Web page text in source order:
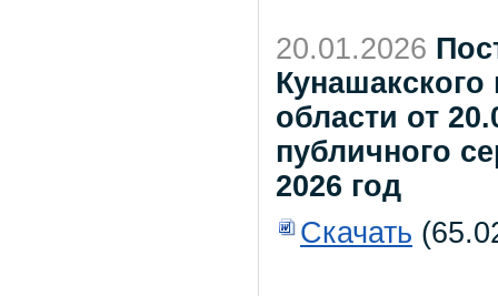
20.01.2026
области от
публичного
2026 год
Скачать